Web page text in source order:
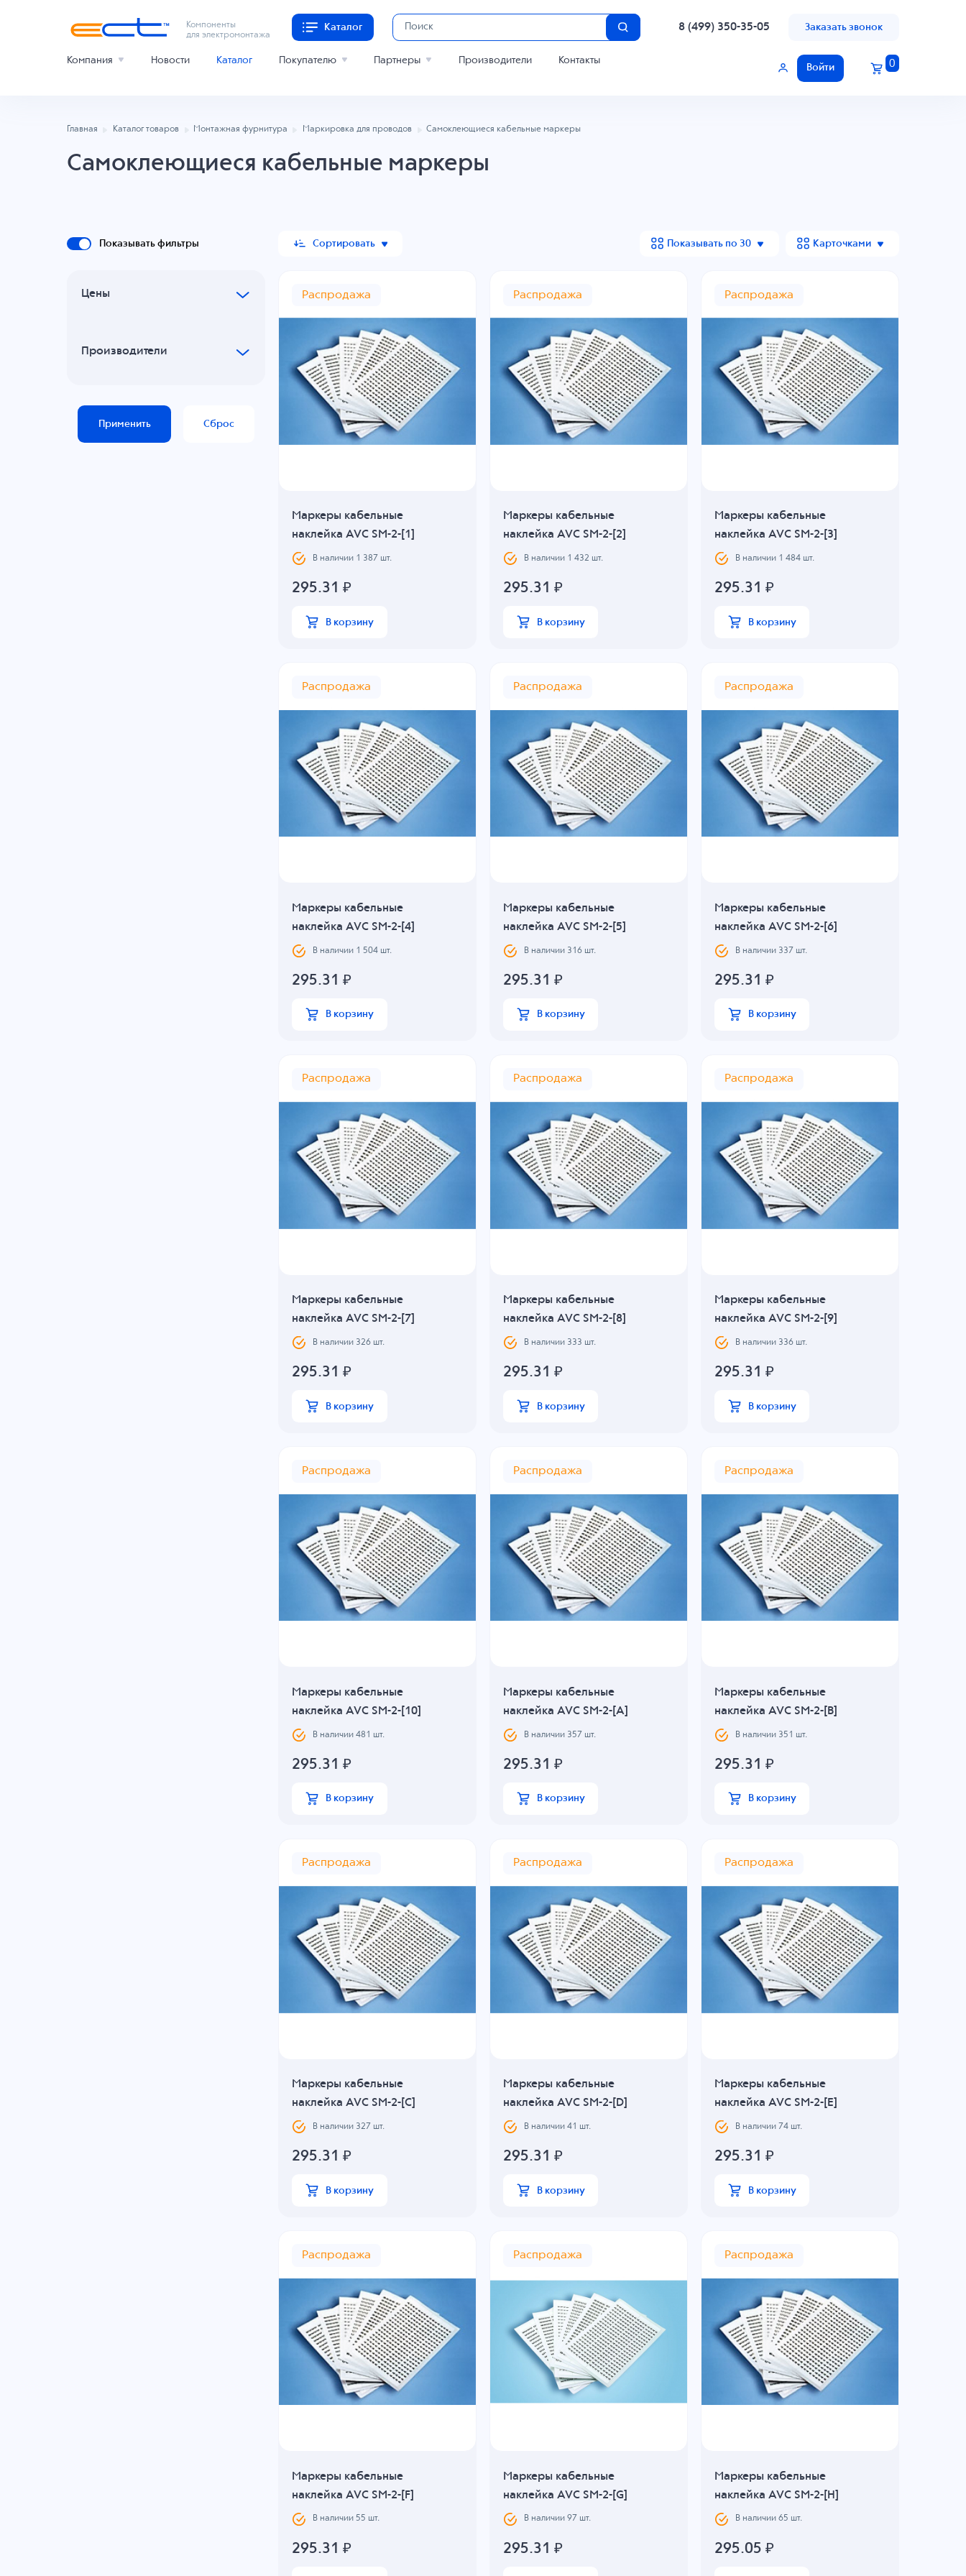
Компоненты
для электромонтажа
Каталог 8 (499) 350-35-05 Заказать звонок
Компания Новости Каталог Покупателю Партнеры Производители Контакты
Войти 0
Главная Каталог товаров Монтажная фурнитура Маркировка для проводов Самоклеющиеся кабельные маркеры
Самоклеющиеся кабельные маркеры
Показывать фильтры Сортировать Показывать по 30 Карточками
Цены
Производители
Применить Сброс
Распродажа
Маркеры кабельные
наклейка AVC SM-2-[1]
В наличии 1 387 шт.
295.31 ₽
В корзину
Распродажа
Маркеры кабельные
наклейка AVC SM-2-[2]
В наличии 1 432 шт.
295.31 ₽
В корзину
Распродажа
Маркеры кабельные
наклейка AVC SM-2-[3]
В наличии 1 484 шт.
295.31 ₽
В корзину
Распродажа
Маркеры кабельные
наклейка AVC SM-2-[4]
В наличии 1 504 шт.
295.31 ₽
В корзину
Распродажа
Маркеры кабельные
наклейка AVC SM-2-[5]
В наличии 316 шт.
295.31 ₽
В корзину
Распродажа
Маркеры кабельные
наклейка AVC SM-2-[6]
В наличии 337 шт.
295.31 ₽
В корзину
Распродажа
Маркеры кабельные
наклейка AVC SM-2-[7]
В наличии 326 шт.
295.31 ₽
В корзину
Распродажа
Маркеры кабельные
наклейка AVC SM-2-[8]
В наличии 333 шт.
295.31 ₽
В корзину
Распродажа
Маркеры кабельные
наклейка AVC SM-2-[9]
В наличии 336 шт.
295.31 ₽
В корзину
Распродажа
Маркеры кабельные
наклейка AVC SM-2-[10]
В наличии481 шт.
295.31 ₽
В корзину
Распродажа
Маркеры кабельные
наклейка AVC SM-2-[A]
В наличии 357 шт.
295.31 ₽
В корзину
Распродажа
Маркеры кабельные
наклейка AVC SM-2-[B]
В наличии 351 шт.
295.31 ₽
В корзину
Распродажа
Маркеры кабельные
наклейка AVC SM-2-[C]
В наличии 327 шт.
295.31 ₽
В корзину
Распродажа
Маркеры кабельные
наклейка AVC SM-2-[D]
В наличии41 шт.
295.31 ₽
В корзину
Распродажа
Маркеры кабельные
наклейка AVC SM-2-[E]
В наличии 74 шт.
295.31 ₽
В корзину
Распродажа
Маркеры кабельные
наклейка AVC SM-2-[F]
В наличии 55 шт.
295.31 ₽
Распродажа
Маркеры кабельные
наклейка AVC SM-2-[G]
В наличии97 шт.
295.31 ₽
Распродажа
Маркеры кабельные
наклейка AVC SM-2-[H]
В наличии65 шт.
295.05 ₽